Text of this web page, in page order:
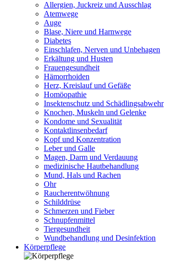
Allergien, Juckreiz und Ausschlag
Atemwege
Auge
Blase, Niere und Harnwege
Diabetes
Einschlafen, Nerven und Unbehagen
Erkältung und Husten
Frauengesundheit
Hämorrhoiden
Herz, Kreislauf und Gefäße
Homöopathie
Insektenschutz und Schädlingsabwehr
Knochen, Muskeln und Gelenke
Kondome und Sexualität
Kontaktlinsenbedarf
Kopf und Konzentration
Leber und Galle
Magen, Darm und Verdauung
medizinische Hautbehandlung
Mund, Hals und Rachen
Ohr
Raucherentwöhnung
Schilddrüse
Schmerzen und Fieber
Schnupfenmittel
Tiergesundheit
Wundbehandlung und Desinfektion
Körperpflege